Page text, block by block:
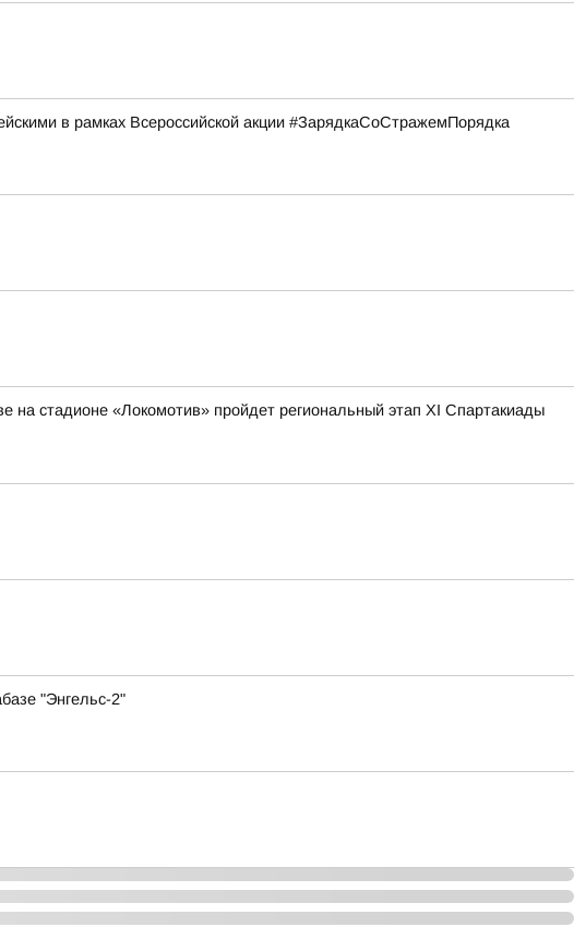
в рамках Всероссийской акции #ЗарядкаСоСтражемПорядка
на стадионе «Локомотив» пройдет региональный этап XI Спартакиады
"Энгельс-2"